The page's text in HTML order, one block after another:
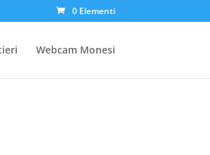
0 Elementi
Webcam Monesi